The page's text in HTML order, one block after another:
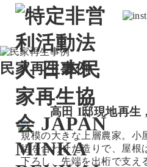
民家再生事例
高田 I邸現地再生 ,
規模の大きな上層農家。小
組を合わせた造りで、屋根
下ろし、先端を出桁で支え